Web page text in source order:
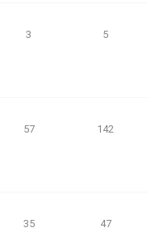
3 5
57 142
35 47